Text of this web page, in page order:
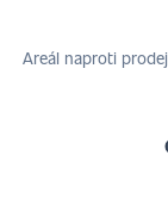
Areál naproti